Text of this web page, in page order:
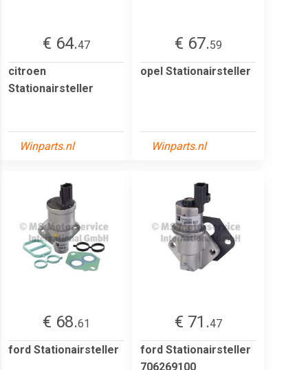
€ 64.47
citroen
Stationairsteller
Winparts.nl
€ 67.59
opel Stationairsteller
Winparts.nl
€ 68.61
ford Stationairsteller
€ 71.47
ford Stationairsteller
706269100